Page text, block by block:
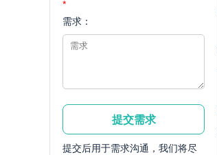
*
需求：
提交后用于需求沟通，我们将尽